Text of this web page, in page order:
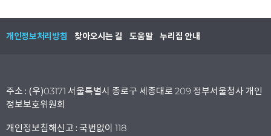
개인정보처리방침 찾아오시는 길 도움말 누리집 안내
주소 : (우)03171 서울특별시 종로구 세종대로 209 정부서울청사 개인
정보보호위원회
개인정보침해신고 : 국번없이 118